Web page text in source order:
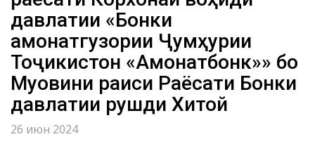
давлатии «Бонки
амонатгузории Ҷумҳурии
Тоҷикистон «Амонатбонк»» бо
Муовини раиси Раёсати Бонки
давлатии рушди Хитой
26 июн 2024